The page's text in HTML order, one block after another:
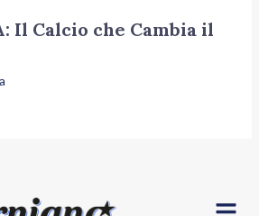
Il Calcio che Cambia il
Menu